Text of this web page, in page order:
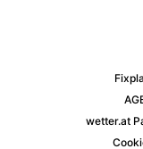
wetter.at